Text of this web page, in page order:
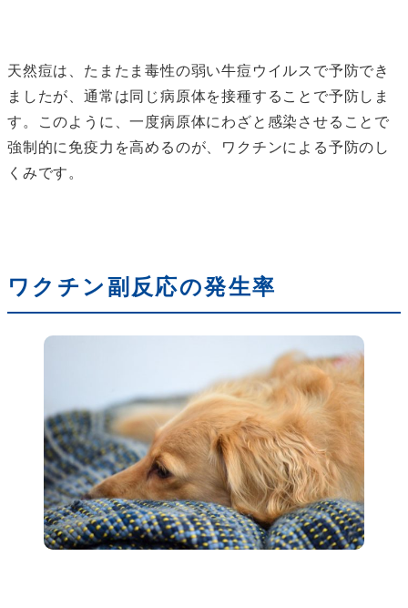
天然痘は、たまたま毒性の弱い牛痘ウイルスで予防でき
ましたが、通常は同じ病原体を接種することで予防しま
す。このように、一度病原体にわざと感染させることで
強制的に免疫力を高めるのが、ワクチンによる予防のし
くみです。
ワクチン副反応の発生率